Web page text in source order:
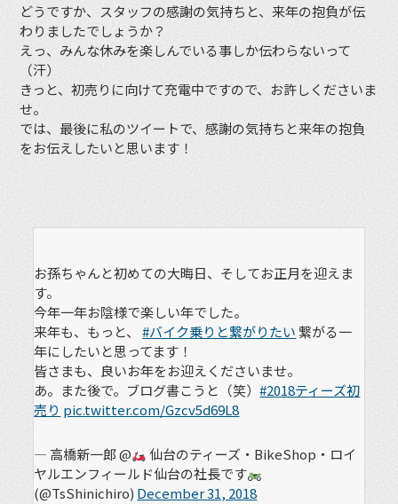
どうですか、スタッフの感謝の気持ちと、来年の抱負が伝
わりましたでしょうか？
えっ、みんな休みを楽しんでいる事しか伝わらないって
（汗）
きっと、初売りに向けて充電中ですので、お許しくださいま
せ。
では、最後に私のツイートで、感謝の気持ちと来年の抱負
をお伝えしたいと思います！
お孫ちゃんと初めての大晦日、そしてお正月を迎えま
す。
今年一年お陰様で楽しい年でした。
来年も、もっと、#バイク乗りと繋がりたい 繋がる一
年にしたいと思ってます！
皆さまも、良いお年をお迎えくださいませ。
あ。また後で。ブログ書こうと（笑）#2018ティーズ初
売り pic.twitter.com/Gzcv5d69L8
— 高橋新一郎 @
仙台のティーズ・BikeShop・ロイ
ヤルエンフィールド仙台の社長です
(@TsShinichiro) December 31, 2018